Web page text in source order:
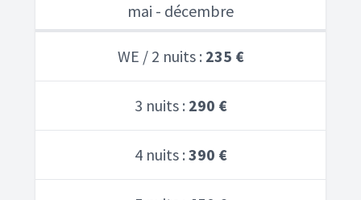
mai - décembre
WE / 2 nuits : 235 €
3 nuits : 290 €
4 nuits : 390 €